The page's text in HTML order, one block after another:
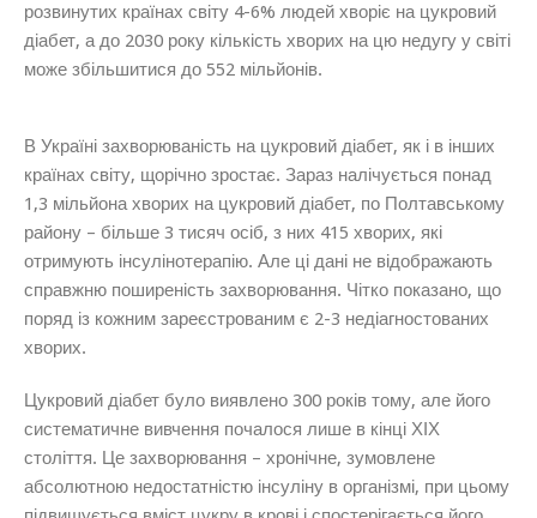
розвинутих країнах світу 4-6% людей хворіє на цукровий
діабет, а до 2030 року кількість хворих на цю недугу у світі
може збільшитися до 552 мільйонів.
В Україні захворюваність на цукровий діабет, як і в інших
країнах світу, щорічно зростає. Зараз налічується понад
1,3 мільйона хворих на цукровий діабет, по Полтавському
району – більше 3 тисяч осіб, з них 415 хворих, які
отримують інсулінотерапію. Але ці дані не відображають
справжню поширеність захворювання. Чітко показано, що
поряд із кожним зареєстрованим є 2-3 недіагностованих
хворих.
Цукровий діабет було виявлено 300 років тому, але його
систематичне вивчення почалося лише в кінці ХІХ
століття. Це захворювання – хронічне, зумовлене
абсолютною недостатністю інсуліну в організмі, при цьому